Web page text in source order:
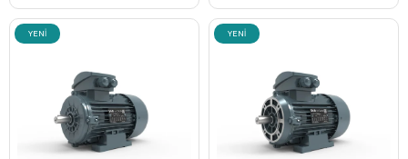
YENI
YENI